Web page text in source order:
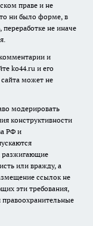
праве и не
ни было форме, в
не иначе
и
ko44.ru и его
может не
модерировать
конструктивности
РФ и
разжигающие
или вражду, а
ссылок не
эти требования,